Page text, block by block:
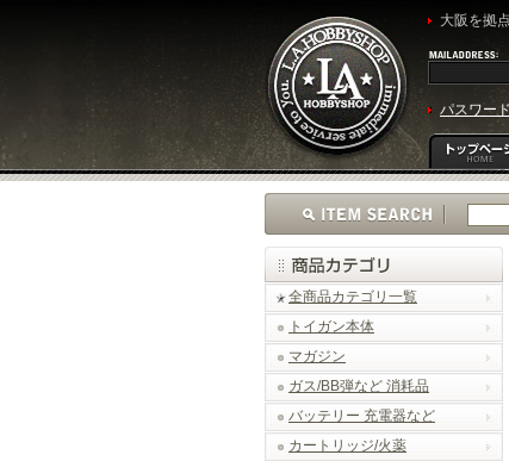
大阪を拠
パスワー
全商品カテゴリ一覧
トイガン本体
マガジン
ガス/BB弾など 消耗品
バッテリー 充電器など
カートリッジ/火薬